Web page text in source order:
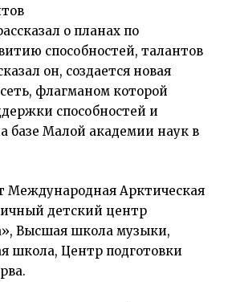
о планах по
способностей, талантов
он, создается новая
флагманом которой
способностей и
базе Малой академии наук в
Международная Арктическая
детский центр
Высшая школа музыки,
школа, Центр подготовки